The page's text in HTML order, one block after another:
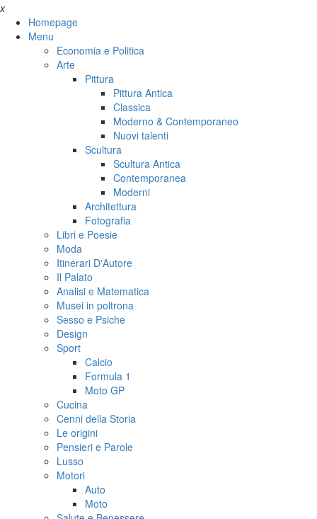
x
Homepage
Menu
Economia e Politica
Arte
Pittura
Pittura Antica
Classica
Moderno & Contemporaneo
Nuovi talenti
Scultura
Scultura Antica
Contemporanea
Moderni
Architettura
Fotografia
Libri e Poesie
Moda
Itinerari D'Autore
Il Palato
Analisi e Matematica
Musei in poltrona
Sesso e Psiche
Design
Sport
Calcio
Formula 1
Moto GP
Cucina
Cenni della Storia
Le origini
Pensieri e Parole
Lusso
Motori
Auto
Moto